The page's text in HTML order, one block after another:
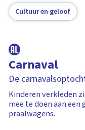
Cultuur en geloof
Carnaval
De
Kinderen verkleden
mee te doen aan
praalwagens.